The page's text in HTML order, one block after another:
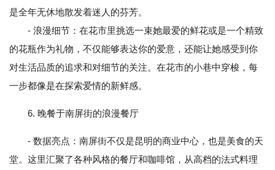
是全年无休地散发着迷人的芬芳。
- 浪漫细节：在花市里挑选一束她最爱的鲜花或是一个精致
的花瓶作为礼物，不仅能够表达你的爱意，还能让她感受到你
对生活品质的追求和对细节的关注。在花市的小巷中穿梭，每
一步都像是在探索爱情的新鲜感。
6. 晚餐于南屏街的浪漫餐厅
- 数据亮点：南屏街不仅是昆明的商业中心，也是美食的天
堂。这里汇聚了各种风格的餐厅和咖啡馆，从高档的法式料理